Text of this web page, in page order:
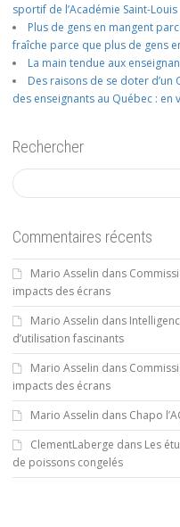
sportif de l’Académie Saint-Louis
Plus de gens en mangent
fraîche parce que plus de gens
La main tendue aux
Des raisons de se doter
des enseignants au Québec : en
Rechercher
Commentaires récents
Mario Asselin dans
impacts des écrans
Mario Asselin dans
d’utilisation fascinants
Mario Asselin dans
impacts des écrans
Mario Asselin dans Chapo
ClementLaberge dans Les
de poissons congelés